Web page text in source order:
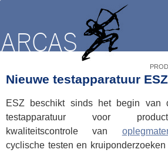
Nieuwe testapparatuur
ESZ beschikt sinds het begin van
testapparatuur voor
kwaliteitscontrole van
cyclische testen en